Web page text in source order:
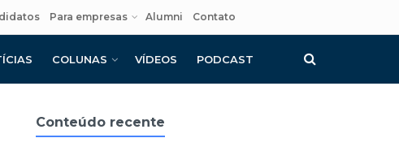
Para empresas Alumni Contato
COLUNAS VÍDEOS PODCAST
Conteúdo recente